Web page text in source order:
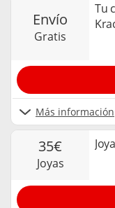
envío
gratis
Tu
Más información
35€
joyas